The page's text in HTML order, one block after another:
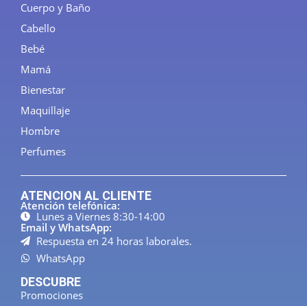
Cuerpo y Baño
Cabello
Bebé
Mamá
Bienestar
Maquillaje
Hombre
Perfumes
ATENCION AL CLIENTE
Atención telefónica:
Lunes a Viernes 8:30-14:00
Email y WhatsApp:
Respuesta en 24 horas laborales.
WhatsApp
DESCUBRE
Promociones